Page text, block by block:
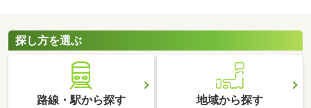
探し方を選ぶ
路線・駅から探す 地域から探す